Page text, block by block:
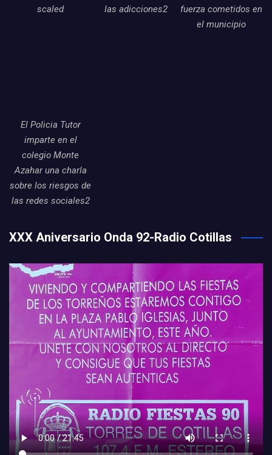
scaled
las adicciones2
fuerza cometidos en
el municipio
El Policia Tutor
imparte en el
colegio Monte
Azahar una charla
sobre los riesgos de
las redes sociales2
XXX Aniversario Onda 92-Radio Cotillas